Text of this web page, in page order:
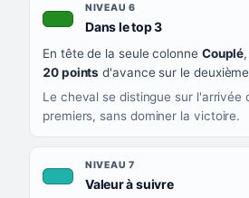
NIVEAU 6
Dans le top 3, couleur verte
En tête de la seule colonne Couplé
20 points d'avance sur le
Le cheval se distingue sur l'arrivée
premiers, sans dominer la victoire.
NIVEAU 7
Valeur à suivre, couleur